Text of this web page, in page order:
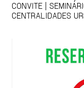
CONVITE |
CENTRALIDADES